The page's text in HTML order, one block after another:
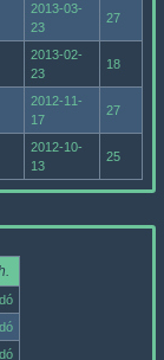
2013-03-
23
27
2013-02-
23
18
2012-11-
17
27
2012-10-
13
25